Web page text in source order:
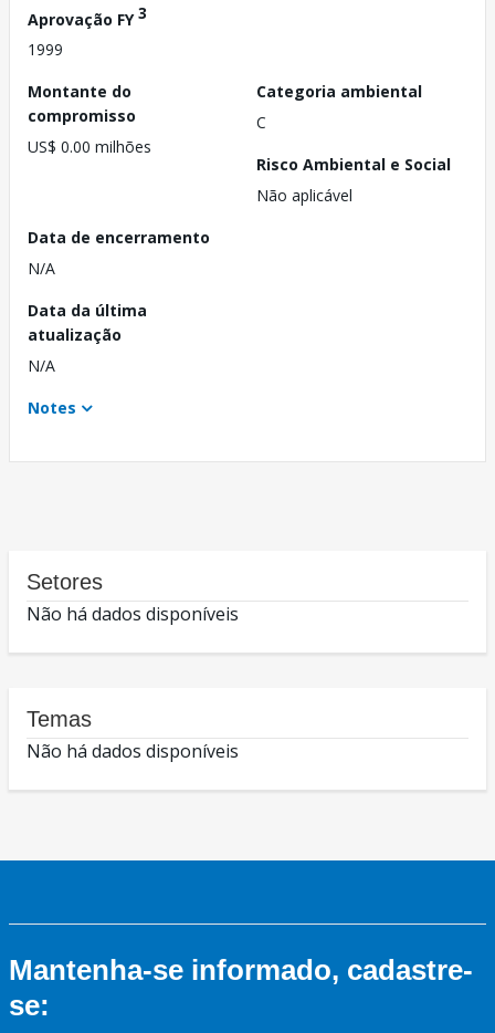
Aprovação FY3
1999
Montante do
compromisso
US$ 0.00 milhões
Categoria ambiental
C
Risco Ambiental e Social
Não aplicável
Data de encerramento
N/A
Data da última
atualização
N/A
Notes
Setores
Não há dados disponíveis
Temas
Não há dados disponíveis
Mantenha-se informado, cadastre-
se: